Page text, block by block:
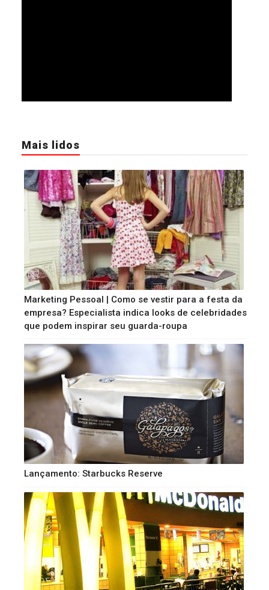
Mais lidos
Marketing Pessoal | Como se vestir para a festa da
empresa? Especialista indica looks de celebridades
que podem inspirar seu guarda-roupa
Lançamento: Starbucks Reserve